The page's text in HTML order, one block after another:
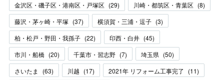
金沢区・磯子区・港南区・戸塚区 (29) 川崎・都筑区・青葉区 (8)
藤沢・茅ヶ崎・平塚 (37) 横須賀・三浦・逗子 (3)
柏・松戸・野田・我孫子 (22) 印西・白井 (45)
市川・船橋 (20) 千葉市・習志野 (7) 埼玉県 (50)
さいたま
(63) 川越 (17) 2021年 リフォーム工事完了 (11)